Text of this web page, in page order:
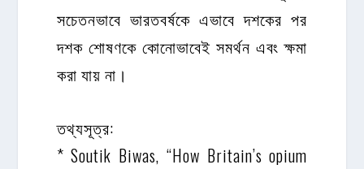
সচেতনভাবে ভারতবর্ষকে এভাবে দশকের পর
দশক শোষণকে কোনোভাবেই সমর্থন এবং ক্ষমা
করা যায় না।
তথ্যসূত্র:
* Soutik Biwas, “How Britain’s opium